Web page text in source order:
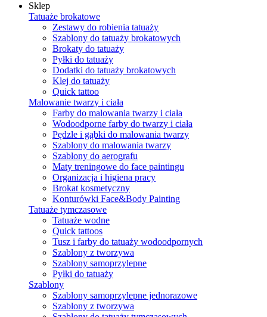
Sklep
Tatuaże brokatowe
Zestawy do robienia tatuaży
Szablony do tatuaży brokatowych
Brokaty do tatuaży
Pyłki do tatuaży
Dodatki do tatuaży brokatowych
Klej do tatuaży
Quick tattoo
Malowanie twarzy i ciała
Farby do malowania twarzy i ciała
Wodoodporne farby do twarzy i ciała
Pędzle i gąbki do malowania twarzy
Szablony do malowania twarzy
Szablony do aerografu
Maty treningowe do face paintingu
Organizacja i higiena pracy
Brokat kosmetyczny
Konturówki Face&Body Painting
Tatuaże tymczasowe
Tatuaże wodne
Quick tattoos
Tusz i farby do tatuaży wodoodpornych
Szablony z tworzywa
Szablony samoprzylepne
Pyłki do tatuaży
Szablony
Szablony samoprzylepne jednorazowe
Szablony z tworzywa